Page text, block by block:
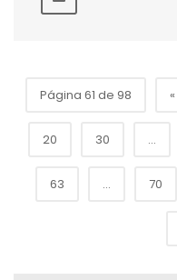
Página 61 de 98
20 30 ...
63 ... 70